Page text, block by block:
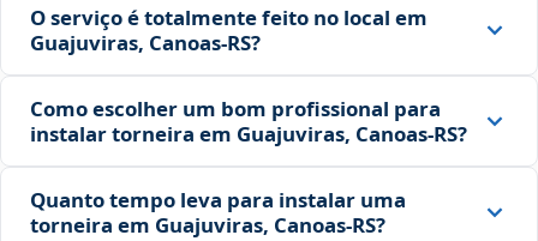
O serviço é totalmente feito no local em
Guajuviras, Canoas‑RS?
Como escolher um bom profissional para
instalar torneira em Guajuviras, Canoas‑RS?
Quanto tempo leva para instalar uma
torneira em Guajuviras, Canoas‑RS?